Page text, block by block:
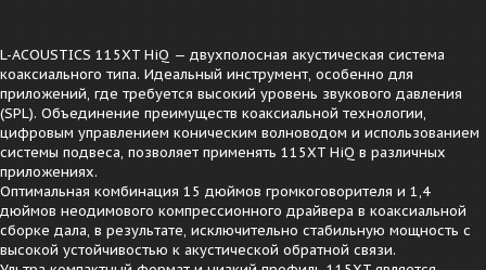
L-ACOUSTICS 115XT HiQ — двухполосная акустическая система
коаксиального типа. Идеальный инструмент, особенно для
приложений, где требуется высокий уровень звукового давления
(SPL). Объединение преимуществ коаксиальной технологии,
цифровым управлением коническим волноводом и использованием
системы подвеса, позволяет применять 115XT HiQ в различных
приложениях.
Оптимальная комбинация 15 дюймов громкоговорителя и 1,4
дюймов неодимового компрессионного драйвера в коаксиальной
сборке дала, в результате, исключительно стабильную мощность с
высокой устойчивостью к акустической обратной связи.